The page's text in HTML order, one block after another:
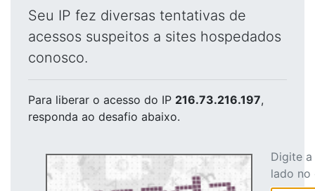
Seu IP fez diversas tentativas de
acessos suspeitos a sites hospedados
conosco.
Para liberar o acesso do IP 216.73.216.197,
responda ao desafio abaixo.
Digite
lado no